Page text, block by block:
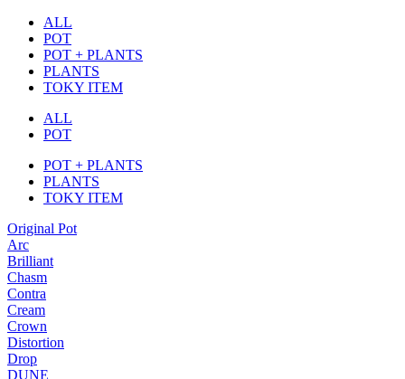
ALL
POT
POT + PLANTS
PLANTS
TOKY ITEM
ALL
POT
POT + PLANTS
PLANTS
TOKY ITEM
Original Pot
Arc
Brilliant
Chasm
Contra
Cream
Crown
Distortion
Drop
DUNE